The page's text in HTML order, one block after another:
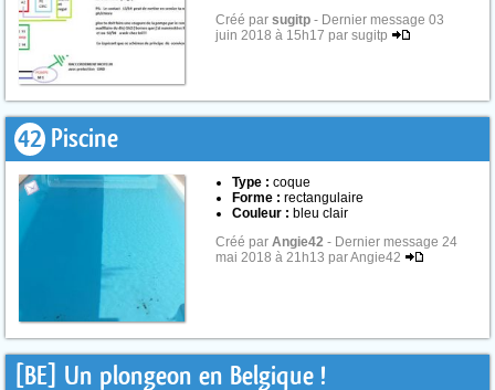
Créé par sugitp - Dernier message 03
juin 2018 à 15h17 par sugitp
42 Piscine
Type : coque
Forme : rectangulaire
Couleur : bleu clair
Créé par Angie42 - Dernier message 24
mai 2018 à 21h13 par Angie42
[BE] Un plongeon en Belgique !